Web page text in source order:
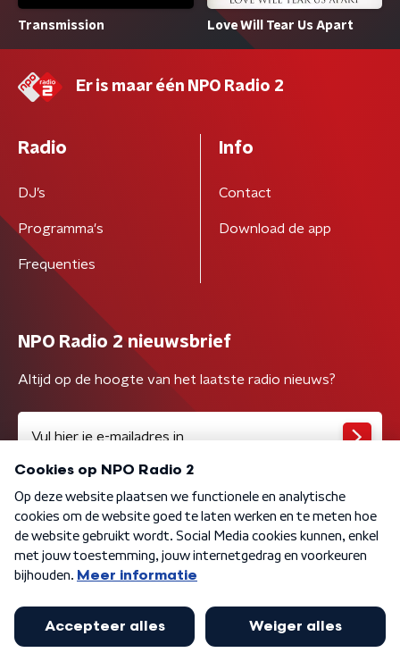
Transmission Love Will Tear Us Apart
Er is maar één NPO Radio 2
Radio
DJ’s
Programma's
Frequenties
Info
Contact
Download de app
NPO Radio 2 nieuwsbrief
Altijd op de hoogte van het laatste radio nieuws?
Algemene voorwaarden